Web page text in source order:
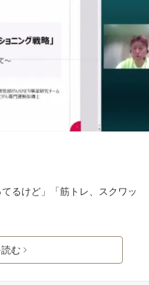
るけど」「筋トレ、スクワッ
む